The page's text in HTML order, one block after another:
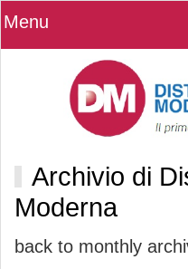
Menu
Archivio di
Moderna
back to monthly